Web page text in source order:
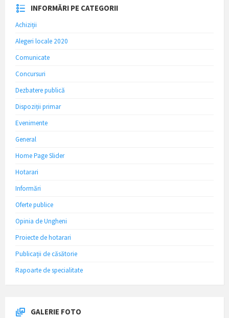
INFORMĂRI PE CATEGORII
Achiziții
Alegeri locale 2020
Comunicate
Concursuri
Dezbatere publică
Dispoziții primar
Evenimente
General
Home Page Slider
Hotarari
Informări
Oferte publice
Opinia de Ungheni
Proiecte de hotarari
Publicații de căsătorie
Rapoarte de specialitate
GALERIE FOTO